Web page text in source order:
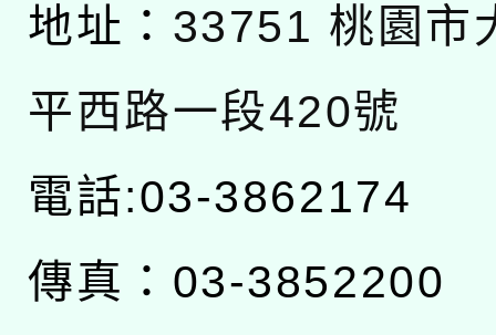
地址： 33751 桃園市
平西路一段420號
電話:03-3862174
傳真：03-3852200